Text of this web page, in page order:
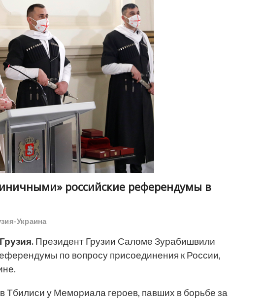
российские референдумы в
Украина
Президент Грузии Саломе Зурабишвили
по вопросу присоединения к России,
Тбилиси у Мемориала героев, павших в борьбе за